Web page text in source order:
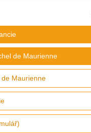
de Maurienne
Maurienne